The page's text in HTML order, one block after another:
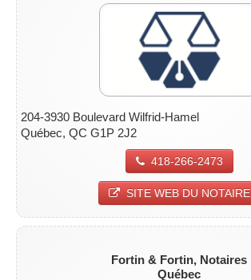
204-3930 Boulevard Wilfrid-Hamel
Québec, QC G1P 2J2
418-266-2473
SITE WEB DU NOTAIRE
Fortin & Fortin, Notaires
Québec